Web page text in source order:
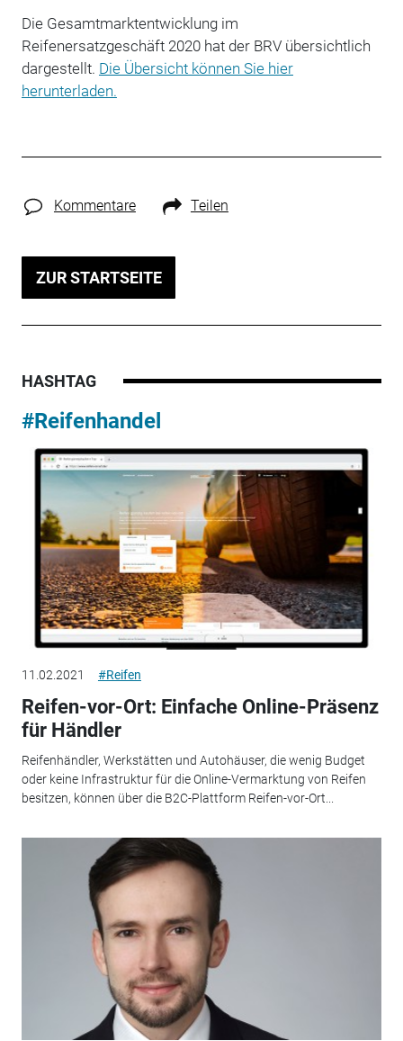
Die Gesamtmarktentwicklung im
Reifenersatzgeschäft 2020 hat der BRV übersichtlich
dargestellt. Die Übersicht können Sie hier
herunterladen.
Kommentare Teilen
ZUR STARTSEITE
HASHTAG
#Reifenhandel
11.02.2021 #Reifen
Reifen-vor-Ort: Einfache Online-Präsenz
für Händler
Reifenhändler, Werkstätten und Autohäuser, die wenig Budget
oder keine Infrastruktur für die Online-Vermarktung von Reifen
besitzen, können über die B2C-Plattform Reifen-vor-Ort...